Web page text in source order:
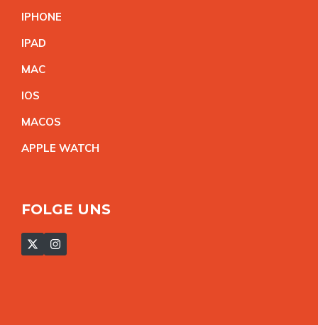
IPHONE
IPAD
MAC
IOS
MACOS
APPLE WATCH
FOLGE UNS